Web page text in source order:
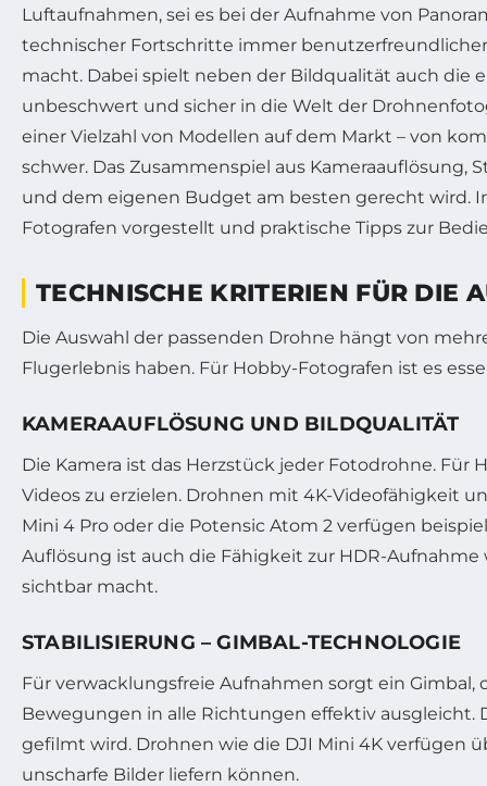
Luftaufnahmen, sei es bei der Aufnahme von
technischer Fortschritte immer
macht. Dabei spielt neben der Bildqualität auch die
unbeschwert und sicher in die Welt der
einer Vielzahl von Modellen auf dem Markt – von
schwer. Das Zusammenspiel aus
und dem eigenen Budget am besten gerecht wird.
Fotografen vorgestellt und praktische Tipps zur
TECHNISCHE KRITERIEN FÜR DIE
Die Auswahl der passenden Drohne hängt von
Flugerlebnis haben. Für Hobby-Fotografen ist es
KAMERAAUFLÖSUNG UND BILDQUALITÄT
Die Kamera ist das Herzstück jeder Fotodrohne.
Videos zu erzielen. Drohnen mit 4K-Videofähigkeit
Mini 4 Pro oder die Potensic Atom 2 verfügen
Auflösung ist auch die Fähigkeit zur HDR-
sichtbar macht.
STABILISIERUNG – GIMBAL-TECHNOLOGIE
Für verwacklungsfreie Aufnahmen sorgt ein
Bewegungen in alle Richtungen effektiv ausgleicht.
gefilmt wird. Drohnen wie die DJI Mini 4K verfügen
unscharfe Bilder liefern können.